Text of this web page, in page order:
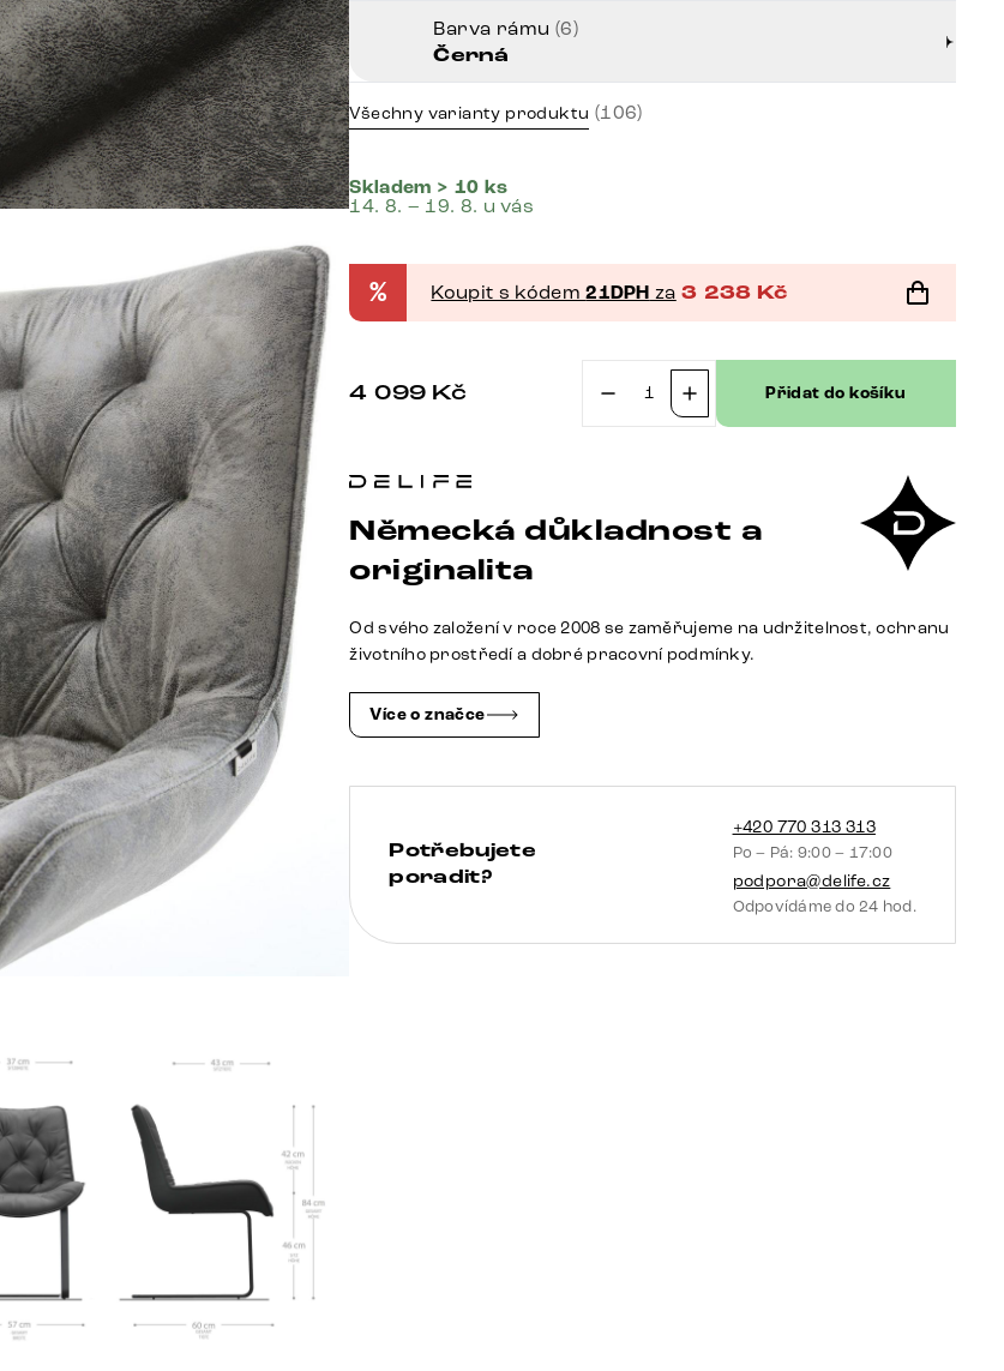
Barva rámu (6)
Černá
Všechny varianty produktu (106)
Skladem > 10 ks
14. 8. – 19. 8. u vás
% Koupit s kódem21DPH za 3 238 Kč
4 099 Kč
mikrovlákno
jídelní
židle
Přidat do košíku
Německá důkladnost a
originalita
Od svého založení v roce 2008 se zaměřujeme na udržitelnost, ochranu
životního prostředí a dobré pracovní podmínky.
Více o značce
Potřebujete
poradit?
+420 770 313 313
Po – Pá: 9:00 – 17:00
podpora@delife.cz
Odpovídáme do 24 hod.